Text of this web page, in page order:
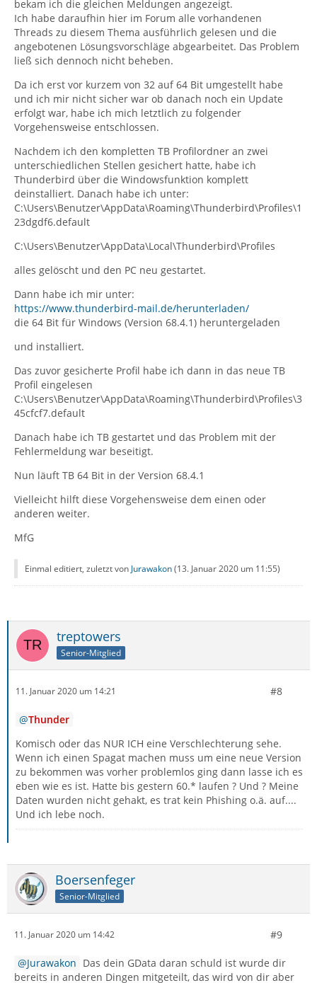
bekam ich die gleichen Meldungen angezeigt.
Ich habe daraufhin hier im Forum alle vorhandenen
Threads zu diesem Thema ausführlich gelesen und die
angebotenen Lösungsvorschläge abgearbeitet. Das Problem
ließ sich dennoch nicht beheben.
Da ich erst vor kurzem von 32 auf 64 Bit umgestellt habe
und ich mir nicht sicher war ob danach noch ein Update
erfolgt war, habe ich mich letztlich zu folgender
Vorgehensweise entschlossen.
Nachdem ich den kompletten TB Profilordner an zwei
unterschiedlichen Stellen gesichert hatte, habe ich
Thunderbird über die Windowsfunktion komplett
deinstalliert. Danach habe ich unter:
C:\Users\Benutzer\AppData\Roaming\Thunderbird\Profiles\1
23dgdf6.default
C:\Users\Benutzer\AppData\Local\Thunderbird\Profiles
alles gelöscht und den PC neu gestartet.
Dann habe ich mir unter:
https://www.thunderbird-mail.de/herunterladen/
die 64 Bit für Windows (Version 68.4.1) heruntergeladen
und installiert.
Das zuvor gesicherte Profil habe ich dann in das neue TB
Profil eingelesen
C:\Users\Benutzer\AppData\Roaming\Thunderbird\Profiles\3
45cfcf7.default
Danach habe ich TB gestartet und das Problem mit der
Fehlermeldung war beseitigt.
Nun läuft TB 64 Bit in der Version 68.4.1
Vielleicht hilft diese Vorgehensweise dem einen oder
anderen weiter.
MfG
Einmal editiert, zuletzt von Jurawakon(13. Januar 2020 um 11:55)
treptowers
Senior-Mitglied
11. Januar 2020 um 14:21 #8
Thunder
Komisch oder das NUR ICH eine Verschlechterung sehe.
Wenn ich einen Spagat machen muss um eine neue Version
zu bekommen was vorher problemlos ging dann lasse ich es
eben wie es ist. Hatte bis gestern 60.* laufen ? Und ? Meine
Daten wurden nicht gehakt, es trat kein Phishing o.ä. auf....
Und ich lebe noch.
Boersenfeger
Senior-Mitglied
11. Januar 2020 um 14:42 #9
Jurawakon Das dein GData daran schuld ist wurde dir
bereits in anderen Dingen mitgeteilt, das wird von dir aber